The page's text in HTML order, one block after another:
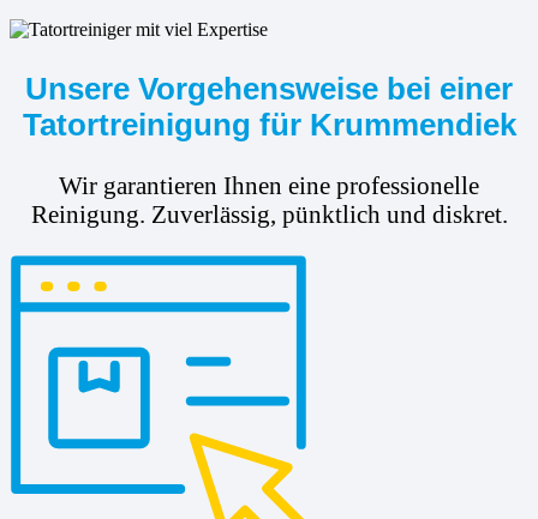
Unsere Vorgehensweise bei einer
Tatortreinigung für Krummendiek
Wir garantieren Ihnen eine professionelle
Reinigung. Zuverlässig, pünktlich und diskret.